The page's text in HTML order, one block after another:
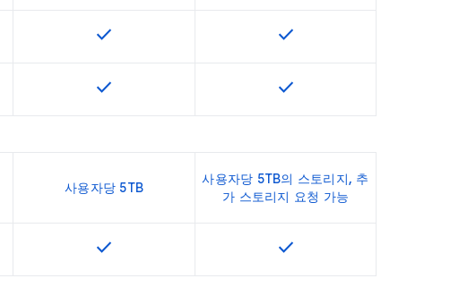
서 사용할 수 있습니다.이 기능은 SKU에서 사용할 수 있습니다.
check 이 기능은 SKU에서 사용할
check
서 사용할 수 있습니다.이 기능은 SKU에서 사용할 수 있습니다.
check 이 기능은 SKU에서 사용할
check
사용자당 5TB
사용자당 5TB의 스토리지, 추
가 스토리지 요청 가능
서 사용할 수 있습니다.이 기능은 SKU에서 사용할 수 있습니다.
check 이 기능은 SKU에서 사용할
check